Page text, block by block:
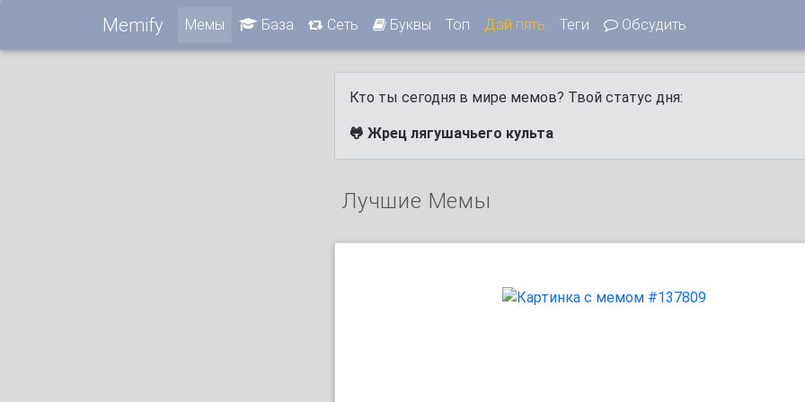
Memify Мемы База Сеть Буквы Топ Дай пять Теги Обсудить
Кто ты сегодня в мире мемов? Твой статус дня:
🐸 Жрец лягушачьего культа
Лучшие Мемы